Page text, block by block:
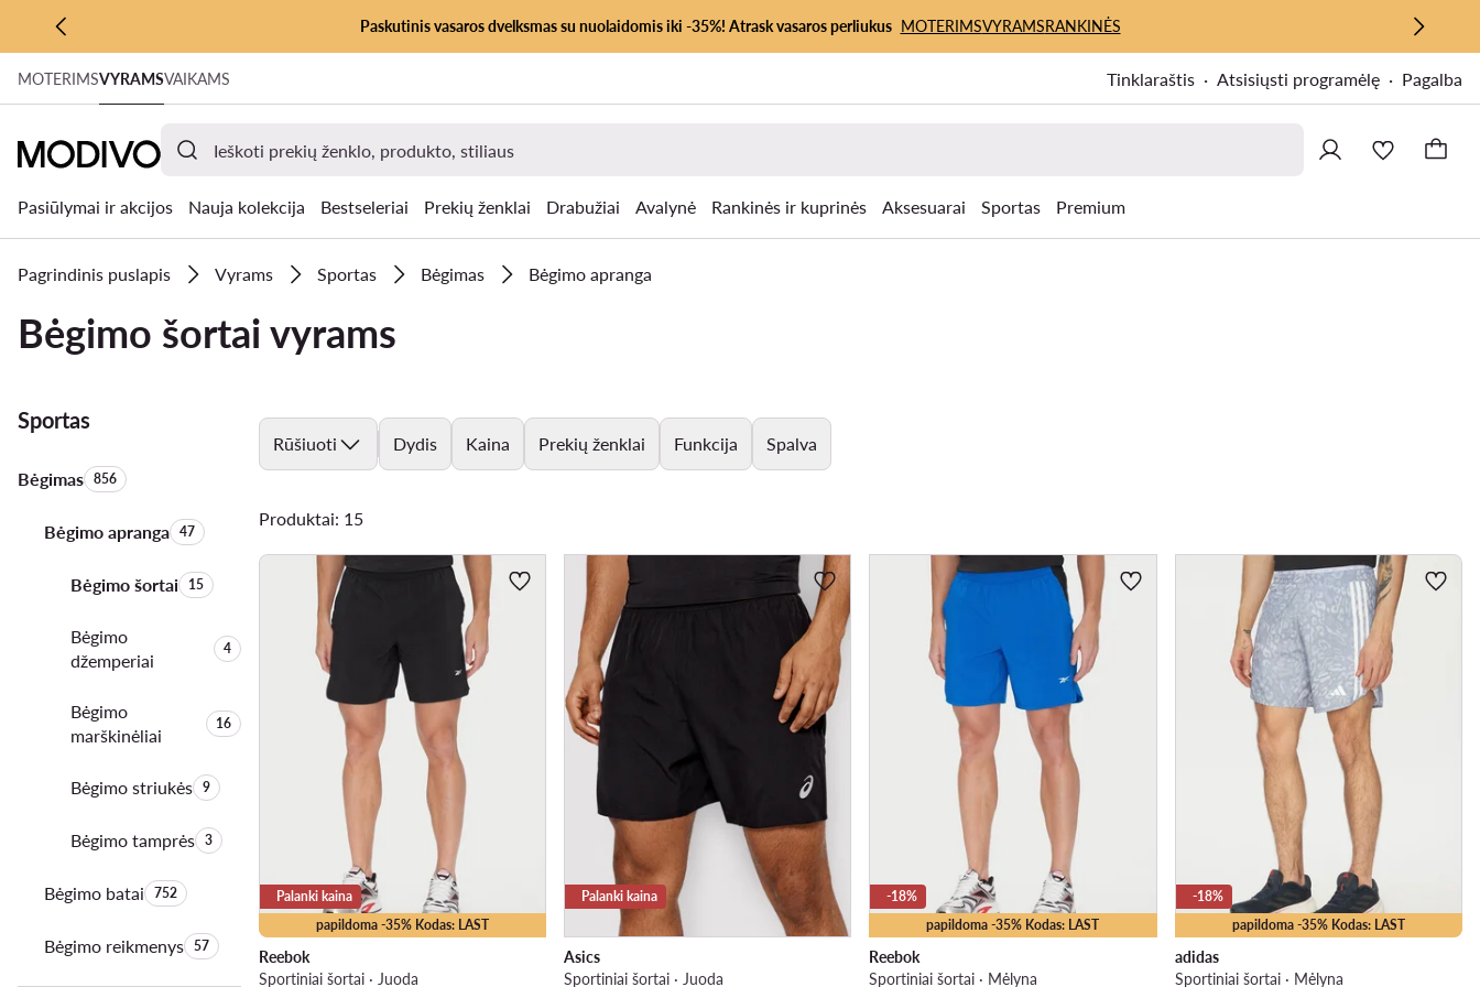
PEREITI PRIE PAGRINDINIO TURINIO
PEREITI Į PAIEŠKĄ
Paskutinis vasaros dvelksmas su nuolaidomis iki -35%! Atrask vasaros perliukus MOTERIMSVYRAMSRANKINĖS
MOTERIMSVYRAMSVAIKAMS Tinklaraštis Atsisiųsti programėlę Pagalba
Pasiūlymai ir akcijos Nauja kolekcija Bestseleriai Prekių ženklai Drabužiai Avalynė Rankinės ir kuprinės Aksesuarai Sportas Premium
Pagrindinis puslapis Vyrams Sportas Bėgimas Bėgimo apranga
Bėgimo šortai vyrams
Sportas
BėgimasProduktų skaičius:
856
Bėgimo aprangaProduktų skaičius:
47
Bėgimo šortaiProduktų skaičius:
15
Bėgimo
džemperiai
Produktų skaičius:
4
Bėgimo
marškinėliai
Produktų skaičius:
16
Bėgimo striukėsProduktų skaičius:
9
Bėgimo tamprėsProduktų skaičius:
3
Bėgimo bataiProduktų skaičius:
752
Bėgimo reikmenysProduktų skaičius:
57
Rūšiuoti Dydis Kaina Prekių ženklai Funkcija Spalva
Produktai: 15
papildoma -35% Kodas: LAST
Palanki kaina
Reebok
Sportiniai šortai · Juoda
Palanki kaina
Asics
Sportiniai šortai · Juoda
papildoma -35% Kodas: LAST
-18%
Reebok
Sportiniai šortai · Mėlyna
papildoma -35% Kodas: LAST
-18%
adidas
Sportiniai šortai · Mėlyna